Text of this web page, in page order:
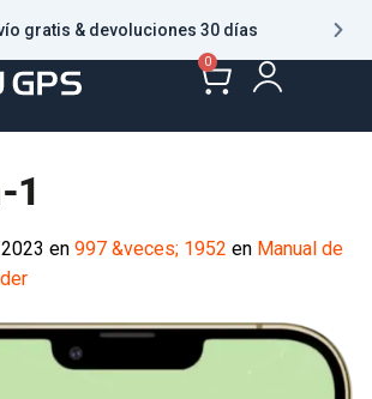
gratis & devoluciones 30 días
0
1
en 997 &veces; 1952 en Manual de